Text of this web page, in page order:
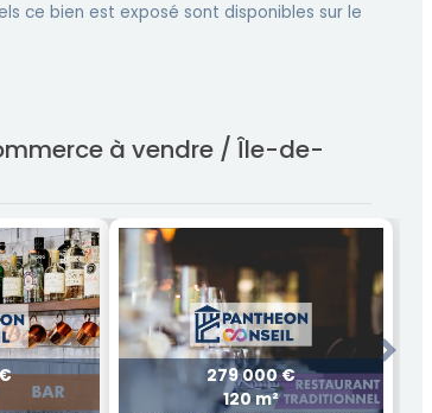
ce bien est exposé sont disponibles sur le
à vendre / Île-de-
279 000 €
120 m²
Next